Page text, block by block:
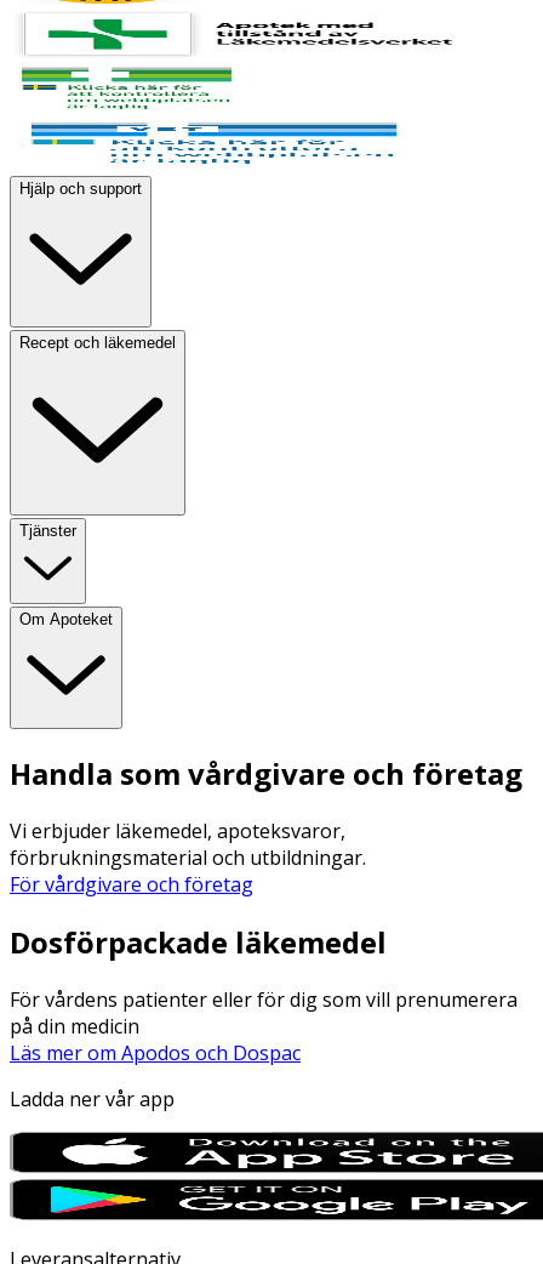
Hjälp och support
Recept och läkemedel
Tjänster
Om Apoteket
Handla som vårdgivare och företag
Vi erbjuder läkemedel, apoteksvaror,
förbrukningsmaterial och utbildningar.
För vårdgivare och företag
Dosförpackade läkemedel
För vårdens patienter eller för dig som vill prenumerera
på din medicin
Läs mer om Apodos och Dospac
Ladda ner vår app
Leveransalternativ